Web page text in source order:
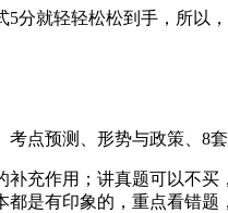
分就轻轻松松到手，所以
点预测、形势与政策、8
充作用；讲真题可以不
是有印象的，重点看错